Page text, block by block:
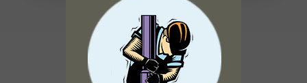
HUBUNGI KAMI